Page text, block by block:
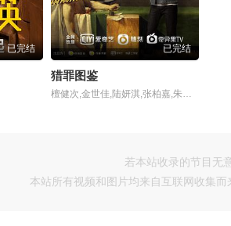
已完结 已完结
猎罪图鉴
檀健次,金世佳,陆妍淇,张柏嘉,朱嘉琦,金丰,秦海璐,房子斌,武笑羽,刘美彤
若本站收录的节目无
本站所有视频和图片均来自互联网收集